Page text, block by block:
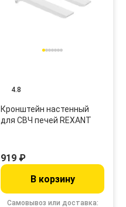
4.8
Кронштейн настенный
для СВЧ печей REXANT
Самовывоз или доставка:
919 ₽
В корзину